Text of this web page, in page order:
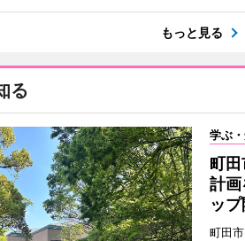
もっと見る
る
学ぶ
町田
計
ッ
町田